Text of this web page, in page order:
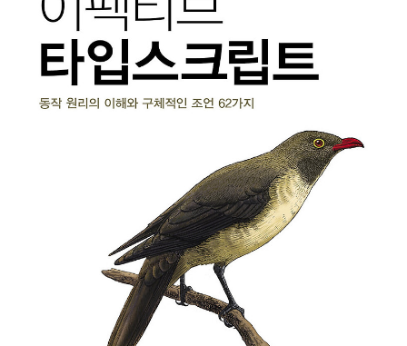
미지를 서술하며 CSS, DOM, JavaScript, SMIL 등 다른 웹 표준과도 잘 동
작하도록 설계되었습니다. SVG는 달리 말하면 HTML과 텍스트의 관계를 그
래픽에 적용한 것입니다. SVG는..